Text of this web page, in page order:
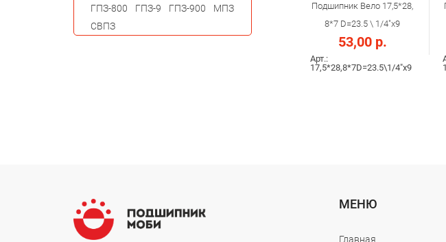
Подшипник Вело 17,5*28,
8*7 D=23.5 \ 1/4"х9
53,00 р.
Арт.:
17,5*28,8*7D=23.5\1/4"х9
ГПЗ-800
ГПЗ-9 ГПЗ-900
МПЗ
СВПЗ
МЕНЮ
Главная